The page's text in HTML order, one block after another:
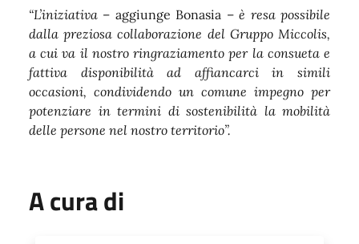
“L’iniziativa – aggiunge Bonasia –è resa possibile
dalla preziosa collaborazione del Gruppo Miccolis,
a cui va il nostro ringraziamento per la consueta e
fattiva disponibilità ad affiancarci in simili
occasioni, condividendo un comune impegno per
potenziare in termini di sostenibilità la mobilità
delle persone nel nostro territorio”.
A cura di